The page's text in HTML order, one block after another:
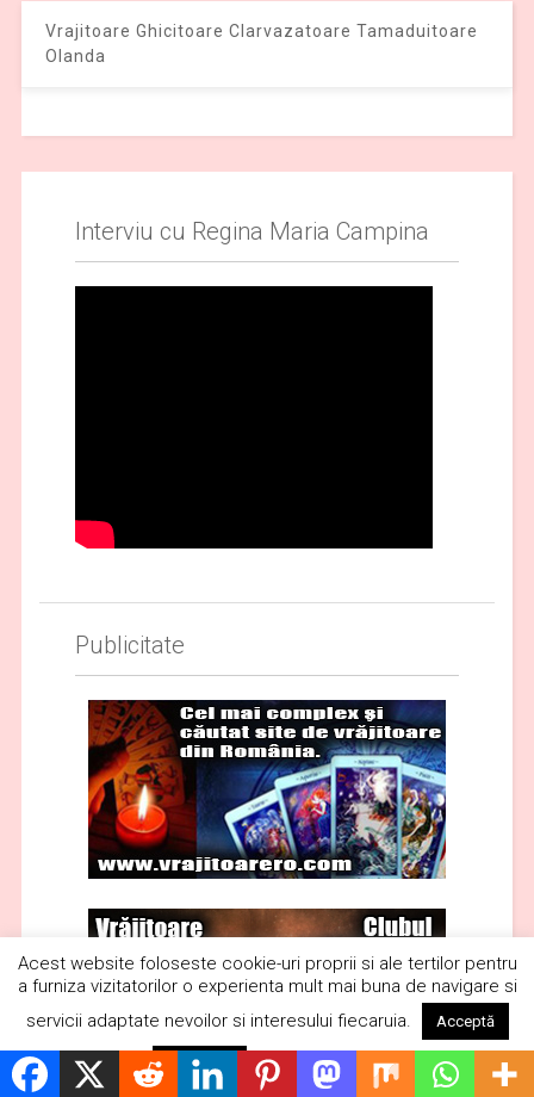
Vrajitoare Ghicitoare Clarvazatoare Tamaduitoare
Olanda
Interviu cu Regina Maria Campina
Publicitate
Acest website foloseste cookie-uri proprii si ale tertilor pentru
a furniza vizitatorilor o experienta mult mai buna de navigare si
servicii adaptate nevoilor si interesului fiecaruia.
Acceptă
Respinge Citește mai mult